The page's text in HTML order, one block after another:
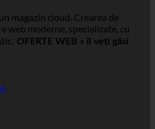
magazin cloud. Crearea de
web moderne, specializate, cu
OFERTE WEB » îl veți găsi